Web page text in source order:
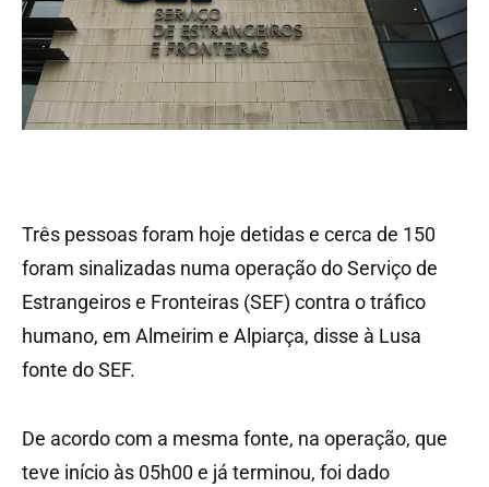
Três pessoas foram hoje detidas e cerca de 150
foram sinalizadas numa operação do Serviço de
Estrangeiros e Fronteiras (SEF) contra o tráfico
humano, em Almeirim e Alpiarça, disse à Lusa
fonte do SEF.
De acordo com a mesma fonte, na operação, que
teve início às 05h00 e já terminou, foi dado